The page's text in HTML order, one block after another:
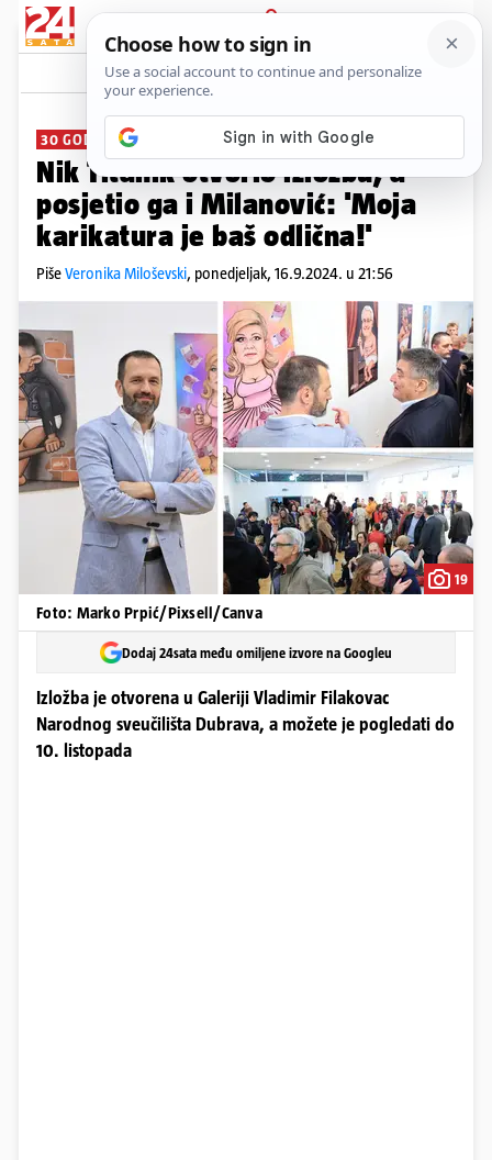
PRIJAVA
News Komentari
30 GODINA KARIJERE
Nik Titanik otvorio izložbu, a
posjetio ga i Milanović: 'Moja
karikatura je baš odlična!'
PišeVeronika Miloševski, ponedjeljak, 16.9.2024. u 21:56
19
Foto: Marko Prpić/Pixsell/Canva
Dodaj 24sata među omiljene izvore na Googleu
Izložba je otvorena u Galeriji Vladimir Filakovac
Narodnog sveučilišta Dubrava, a možete je pogledati do
10. listopada